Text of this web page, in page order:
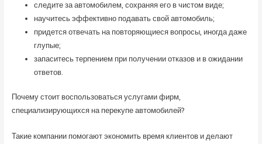
следите за автомобилем, сохраняя его в чистом виде;
научитесь эффективно подавать свой автомобиль;
придется отвечать на повторяющиеся вопросы, иногда даже
глупые;
запаситесь терпением при получении отказов и в ожидании
ответов.
Почему стоит воспользоваться услугами фирм,
специализирующихся на перекупе автомобилей?
Такие компании помогают экономить время клиентов и делают